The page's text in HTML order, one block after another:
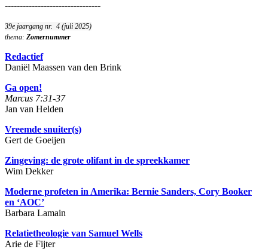
--------------------------------
39e jaargang nr. 4 (juli 2025)
thema: Zomernummer
Redactief
Daniël Maassen van den Brink
Ga open!
Marcus 7:31-37
Jan van Helden
Vreemde snuiter(s)
Gert de Goeijen
Zingeving: de grote olifant in de spreekkamer
Wim Dekker
Moderne profeten in Amerika: Bernie Sanders, Cory Booker
en ‘AOC’
Barbara Lamain
Relatietheologie van Samuel Wells
Arie de Fijter